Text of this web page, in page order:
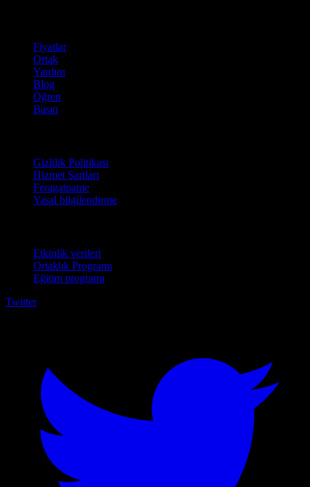
Fiyatlar
Ortak
Yardım
Blog
Öğren
Basın
Gizlilik Politikası
Hizmet Şartları
Feragatname
Yasal bilgilendirme
Etkinlik verileri
Ortaklık Programı
Eğitim programı
Twitter